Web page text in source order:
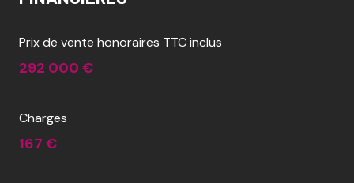
visiophone
Prix de vente honoraires TTC inclus
292 000 €
Charges
167 €